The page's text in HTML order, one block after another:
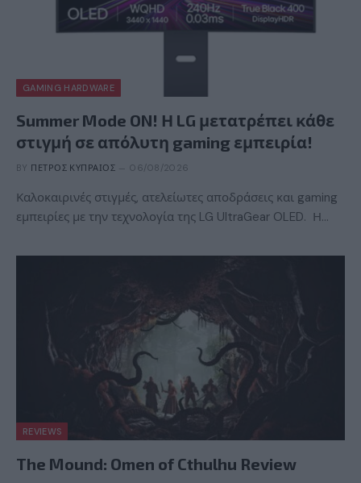
GAMING HARDWARE
Summer Mode ON! Η LG μετατρέπει κάθε
στιγμή σε απόλυτη gaming εμπειρία!
BY ΠΈΤΡΟΣ ΚΥΠΡΑΊΟΣ 06/08/2026
Καλοκαιρινές στιγμές, ατελείωτες αποδράσεις και gaming
εμπειρίες με την τεχνολογία της LG UltraGear OLED. Η…
REVIEWS
The Mound: Omen of Cthulhu Review